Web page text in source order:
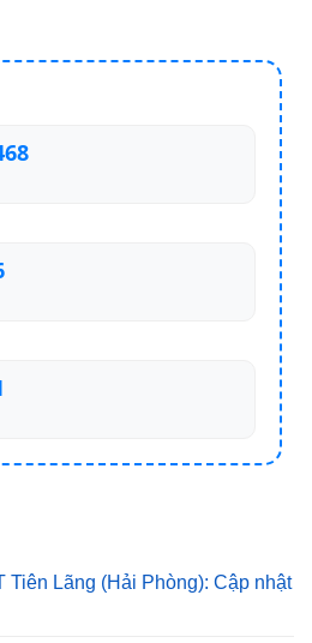
Tiên Lãng (Hải Phòng): Cập nhật